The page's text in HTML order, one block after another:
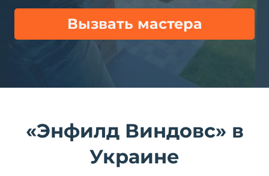
Вызвать мастера
«Энфилд Виндовс» в
Украине